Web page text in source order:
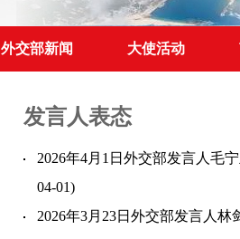
外交部新闻 大使活动
发言人表态
2026年4月1日外交部发言人毛
04-01)
2026年3月23日外交部发言人林